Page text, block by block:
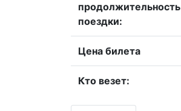
продолжительность
поездки:
Цена билета
Кто везет: